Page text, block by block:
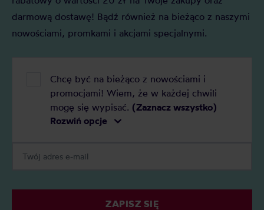
darmową dostawę! Bądź również na bieżąco z naszymi
nowościami, promkami i akcjami specjalnymi.
Chcę być na bieżąco z nowościami i
promocjami! Wiem, że w każdej chwili
mogę się wypisać. (Zaznacz wszystko)
Rozwiń opcje
ZAPISZ SIĘ